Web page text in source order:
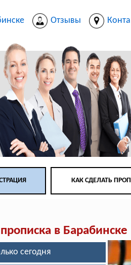
Отзывы
КАК СДЕЛАТЬ
в Барабинске
сегодня